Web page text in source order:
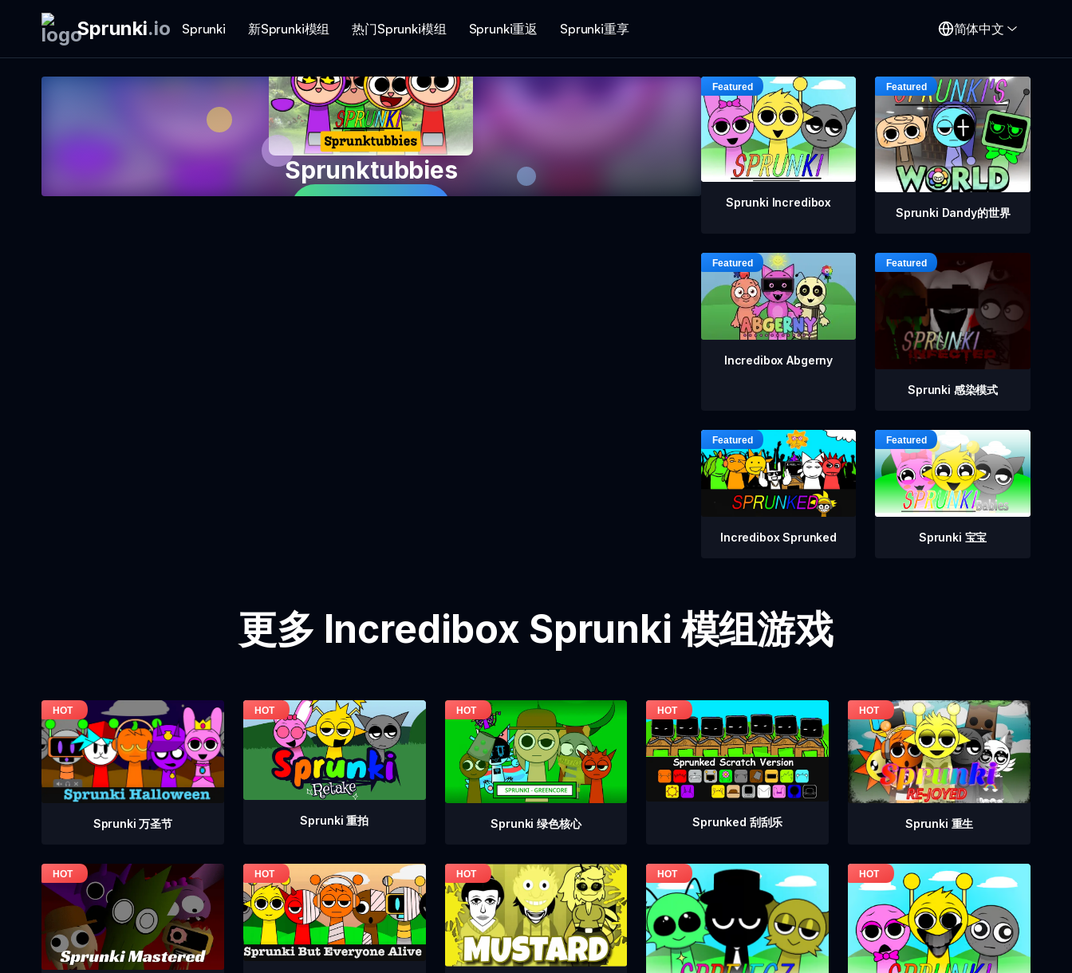
Sprunki.io Sprunki 新Sprunki模组 热门Sprunki模组 Sprunki重返 Sprunki重享 简体中文
Sprunktubbies
Sprunki Incredibox
Sprunki Dandy的世界
Incredibox Abgerny
Sprunki 感染模式
Incredibox Sprunked Sprunki 宝宝
更多 Incredibox Sprunki 模组游戏
Sprunki 万圣节 Sprunki 重拍 Sprunki 绿色核心 Sprunked 刮刮乐 Sprunki 重生